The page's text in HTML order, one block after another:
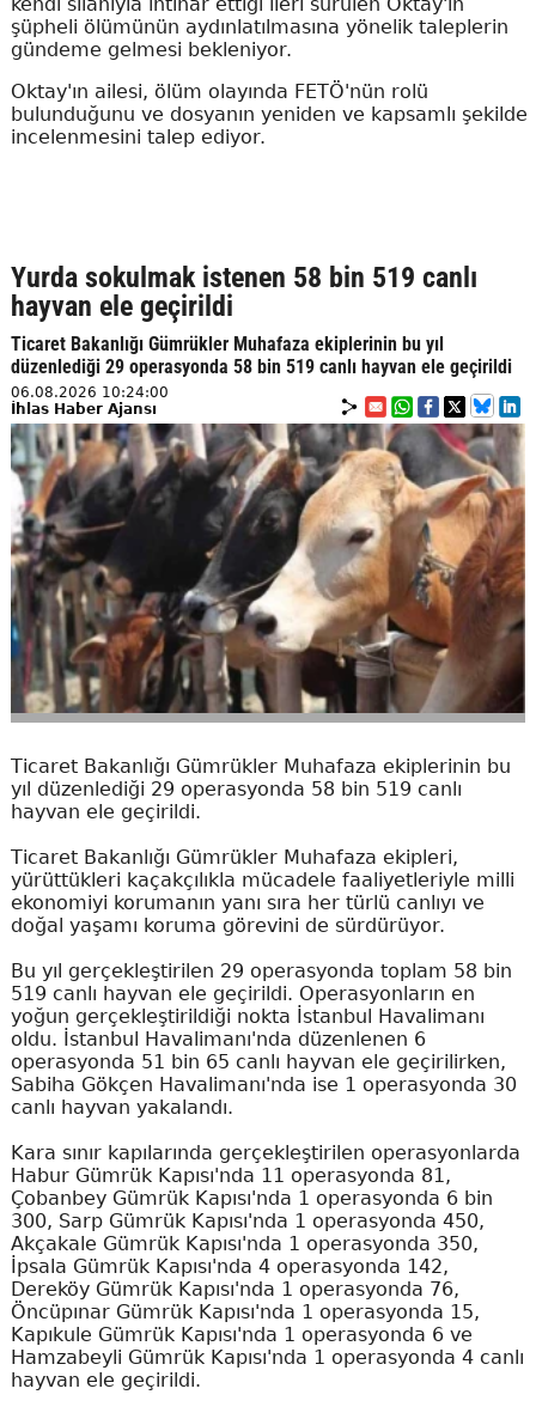
şüpheli ölümünün aydınlatılmasına yönelik taleplerin
gündeme gelmesi bekleniyor.
Oktay'ın ailesi, ölüm olayında FETÖ'nün rolü
bulunduğunu ve dosyanın yeniden ve kapsamlı şekilde
incelenmesini talep ediyor.
Yurda sokulmak istenen 58 bin 519 canlı
hayvan ele geçirildi
Ticaret Bakanlığı Gümrükler Muhafaza ekiplerinin bu yıl
düzenlediği 29 operasyonda 58 bin 519 canlı hayvan ele geçirildi
06.08.2026 10:24:00
İhlas Haber Ajansı
Ticaret Bakanlığı Gümrükler Muhafaza ekiplerinin bu
yıl düzenlediği 29 operasyonda 58 bin 519 canlı
hayvan ele geçirildi.
Ticaret Bakanlığı Gümrükler Muhafaza ekipleri,
yürüttükleri kaçakçılıkla mücadele faaliyetleriyle milli
ekonomiyi korumanın yanı sıra her türlü canlıyı ve
doğal yaşamı koruma görevini de sürdürüyor.
Bu yıl gerçekleştirilen 29 operasyonda toplam 58 bin
519 canlı hayvan ele geçirildi. Operasyonların en
yoğun gerçekleştirildiği nokta İstanbul Havalimanı
oldu. İstanbul Havalimanı'nda düzenlenen 6
operasyonda 51 bin 65 canlı hayvan ele geçirilirken,
Sabiha Gökçen Havalimanı'nda ise 1 operasyonda 30
canlı hayvan yakalandı.
Kara sınır kapılarında gerçekleştirilen operasyonlarda
Habur Gümrük Kapısı'nda 11 operasyonda 81,
Çobanbey Gümrük Kapısı'nda 1 operasyonda 6 bin
300, Sarp Gümrük Kapısı'nda 1 operasyonda 450,
Akçakale Gümrük Kapısı'nda 1 operasyonda 350,
İpsala Gümrük Kapısı'nda 4 operasyonda 142,
Dereköy Gümrük Kapısı'nda 1 operasyonda 76,
Öncüpınar Gümrük Kapısı'nda 1 operasyonda 15,
Kapıkule Gümrük Kapısı'nda 1 operasyonda 6 ve
Hamzabeyli Gümrük Kapısı'nda 1 operasyonda 4 canlı
hayvan ele geçirildi.